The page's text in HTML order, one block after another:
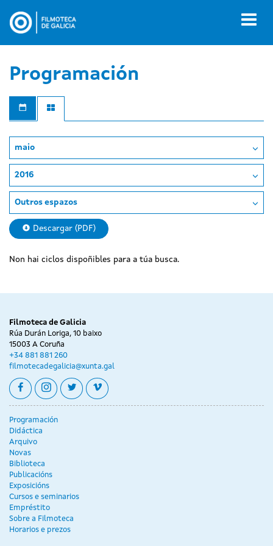
contido
Programación
maio
2016
Outros espazos
Descargar (PDF)
Non hai ciclos dispoñibles para a túa busca.
Filmoteca de Galicia
Rúa Durán Loriga, 10 baixo
15003 A Coruña
+34 881 881 260
filmotecadegalicia@xunta.gal
facebookinstagram
twittervimeo
Programación
Didáctica
Arquivo
Novas
Biblioteca
Publicacións
Exposicións
Cursos e seminarios
Empréstito
Sobre a Filmoteca
Horarios e prezos